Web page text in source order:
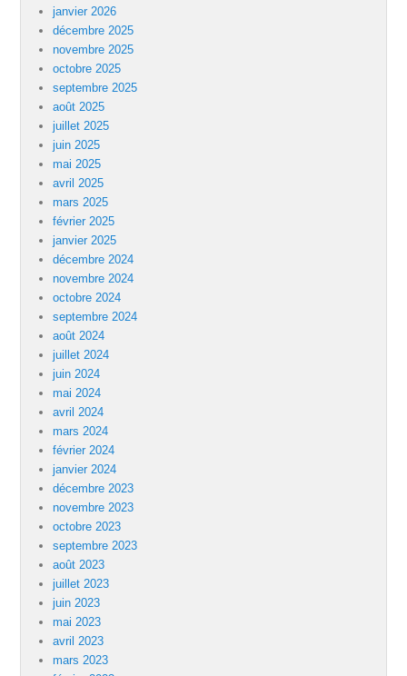
janvier 2026
décembre 2025
novembre 2025
octobre 2025
septembre 2025
août 2025
juillet 2025
juin 2025
mai 2025
avril 2025
mars 2025
février 2025
janvier 2025
décembre 2024
novembre 2024
octobre 2024
septembre 2024
août 2024
juillet 2024
juin 2024
mai 2024
avril 2024
mars 2024
février 2024
janvier 2024
décembre 2023
novembre 2023
octobre 2023
septembre 2023
août 2023
juillet 2023
juin 2023
mai 2023
avril 2023
mars 2023